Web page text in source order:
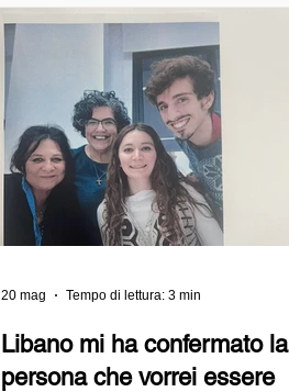
Libano mi ha confermato la
persona che vorrei essere
20 mag Tempo di lettura: 3 min